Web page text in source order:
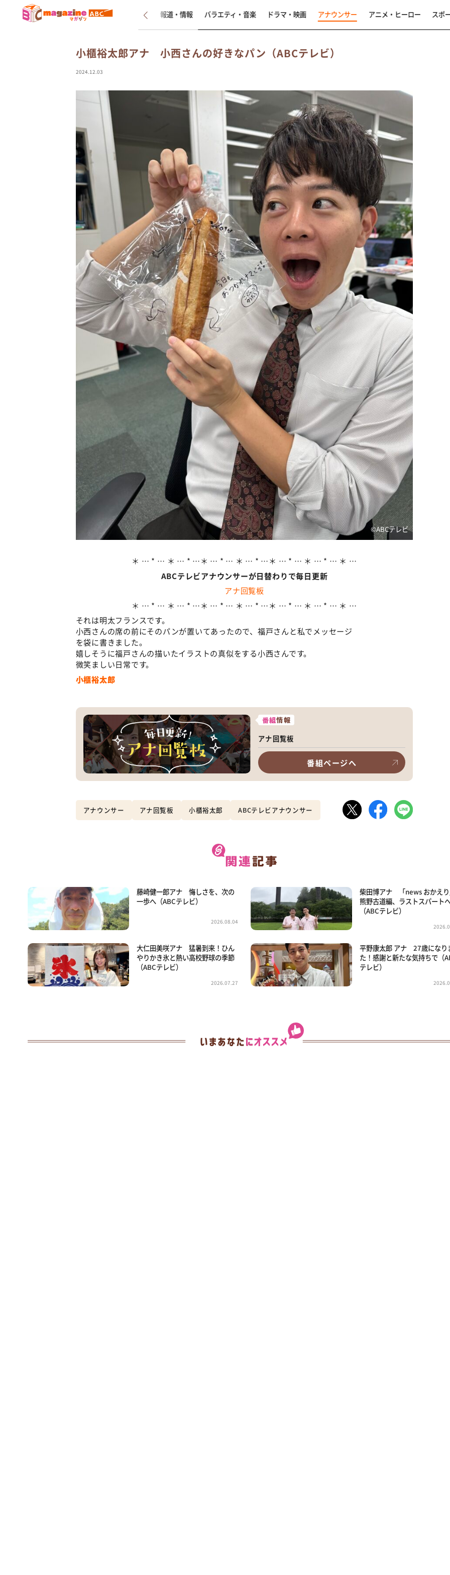
新着 インタビュー 報道・情報 バラエティ・音楽 ドラマ・映画 アナウンサー アニメ・ヒーロー スポ
小櫃裕太郎アナ 小西さんの好きなパン（ABCテレビ）
2024.12.03
©️ABCテレビ
＊ … * … ＊ … * …＊ … * … ＊ … * …＊ … * … ＊ … * … ＊ …
ABCテレビアナウンサーが日替わりで毎日更新
アナ回覧板
＊ … * … ＊ … * …＊ … * … ＊ … * …＊ … * … ＊ … * … ＊ …
それは明太フランスです。
小西さんの席の前にそのパンが置いてあったので、福戸さんと私でメッセージ
を袋に書きました。
嬉しそうに福戸さんの描いたイラストの真似をする小西さんです。
微笑ましい日常です。
小櫃裕太郎
番組情報
アナ回覧板
番組ページへ
アナウンサー アナ回覧板 小櫃裕太郎 ABCテレビアナウンサー
藤崎健一郎アナ 悔しさを、次の
一歩へ（ABCテレビ）
2026.08.04
柴田博アナ 「news おかえり
熊野古道編、ラストスパート
（ABCテレビ）
大仁田美咲アナ 猛暑到来！ひん
やりかき氷と熱い高校野球の季節
（ABCテレビ）
2026.07.27
平野康太郎 アナ 27歳になり
た！感謝と新たな気持ちで（
テレビ）